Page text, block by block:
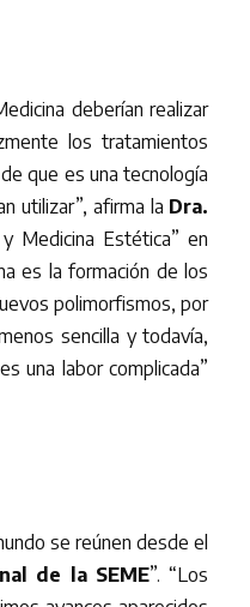
deberían realizar
los tratamientos
que es una tecnología
utilizar”, afirma la Dra.
Medicina Estética” en
es la formación de los
polimorfismos, por
sencilla y todavía,
una labor complicada”
se reúnen desde el
de la SEME”. “Los